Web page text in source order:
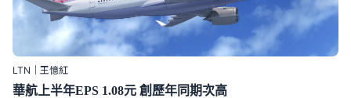
LTN｜王憶紅
華航上半年EPS 1.08元 創歷年同期次高